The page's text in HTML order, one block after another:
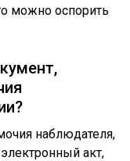
можно оспорить
наблюдателя,
акт,